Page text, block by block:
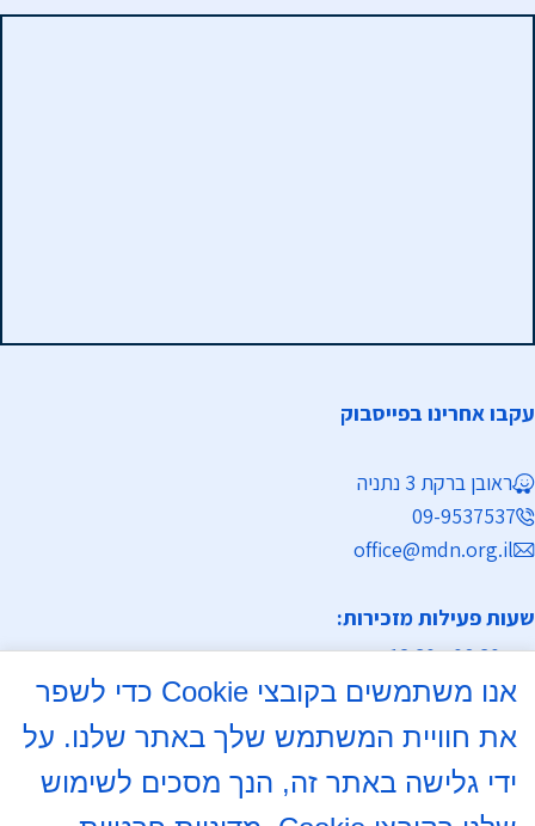
עקבו אחרינו בפייסבוק
ראובן ברקת 3 נתניה
09-9537537
office@mdn.org.il
שעות פעילות מזכירות:
א-ה 08:30 - 12:30
א, ד 16:00- 18:00
אנו משתמשים בקובצי Cookie כדי לשפר
את חוויית המשתמש שלך באתר שלנו. על
ידי גלישה באתר זה, הנך מסכים לשימוש